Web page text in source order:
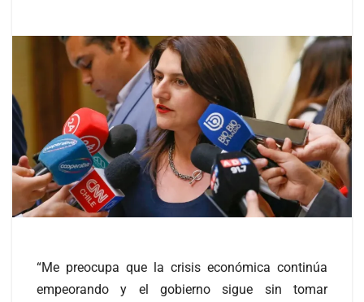
“Me preocupa que la crisis económica continúa
empeorando y el gobierno sigue sin tomar